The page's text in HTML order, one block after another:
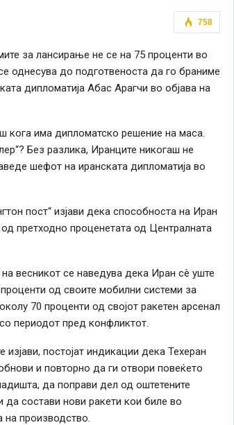
758
за лансирање не се на 75 проценти во
однесува до подготвеноста да го браниме
дипломатија Абас Арагчи во објава на
кога има дипломатско решение на маса.
Без разлика, Иранците никогаш не
шефот на иранската дипломатија во
пост“ изјави дека способноста на Иран
претходно проценетата од Централната
весникот се наведува дека Иран сè уште
од своите мобилни системи за
70 проценти од својот ракетен арсенал
периодот пред конфликтот.
изјави, постојат индикации дека Техеран
и повторно да ги отвори повеќето
да поправи дел од оштетените
да состави нови ракети кои биле во
производство.